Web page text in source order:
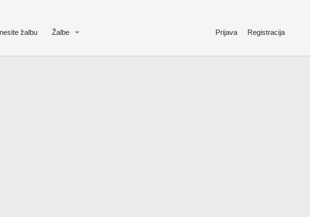
žalbu Žalbe Prijava Registracija